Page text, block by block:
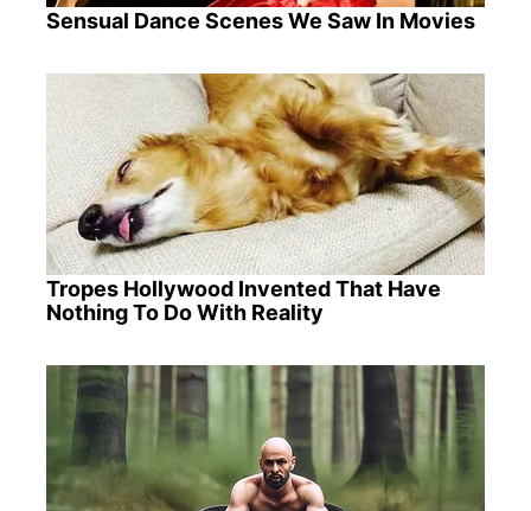
Sensual Dance Scenes We Saw In Movies
Tropes Hollywood Invented That Have
Nothing To Do With Reality